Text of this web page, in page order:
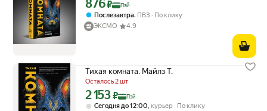
876₽ Пэй
Послезавтра, ПВЗ
По клику
ЭКСМО
4.9
Тихая комната. Майлз Т.
Осталось 2 шт
Цена с картой Яндекс Пэй 2153 ₽ вместо
2 153₽ Пэй
Сегодня до 12:00, курьер
По клику